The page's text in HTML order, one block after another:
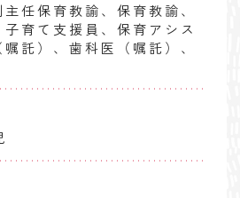
任保育教諭、保育教諭、
育て支援員、保育アシス
託）、歯科医（嘱託）、